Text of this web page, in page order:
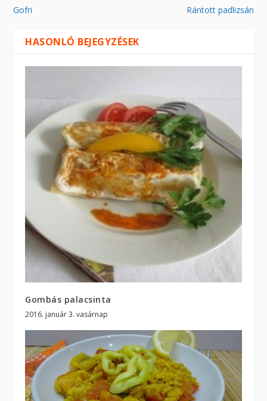
Gofri Rántott padlizsán
HASONLÓ BEJEGYZÉSEK
Gombás palacsinta
2016. január 3. vasárnap